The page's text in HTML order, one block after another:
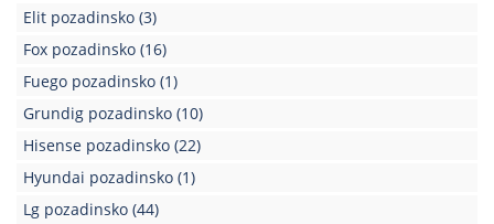
komponente
pasivne
Kablovi
priključci
tehnika
Elit pozadinsko (3)
Fox pozadinsko (16)
Fuego pozadinsko (1)
Grundig pozadinsko (10)
Hisense pozadinsko (22)
Hyundai pozadinsko (1)
Lg pozadinsko (44)